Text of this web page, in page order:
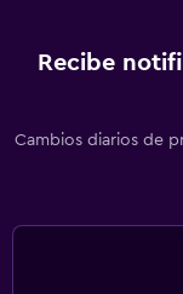
Recibe
Cambios diarios de